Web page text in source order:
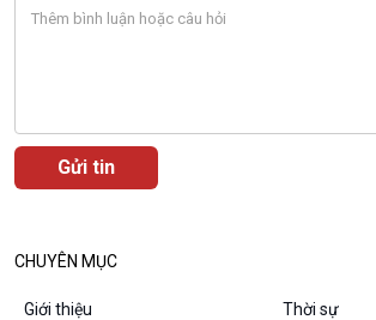
VOV1 đặc biệt
CHUYÊN MỤC
Giới thiệu Thời sự